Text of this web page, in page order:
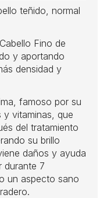
teñido, normal
Fino de
y aportando
densidad y
famoso por su
vitaminas, que
del tratamiento
su brillo
daños y ayuda
durante 7
un aspecto sano